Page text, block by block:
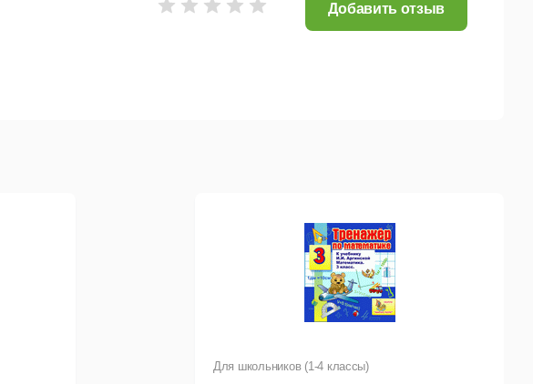
Добавить отзыв
Для школьников (1-4 классы)